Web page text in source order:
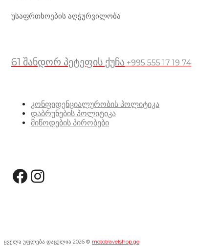
უსაფრთხოების აღჭურვილობა
61 შანდორ პეტეფის ქუჩა +995 555 17 19 74
კონფიდენციალურობის პოლიტიკა
დაბრუნების პოლიტიკა
მიწოდების პირობები
Facebook
Instagram
ყველა უფლება დაცულია 2026 © mototravelshop.ge